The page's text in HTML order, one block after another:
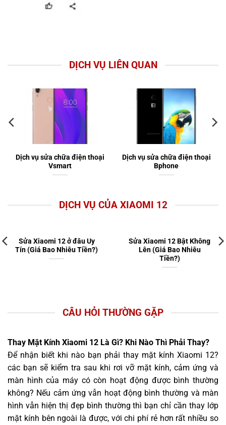
DỊCH VỤ LIÊN QUAN
Dịch vụ sửa chữa điện thoại
Vsmart
Dịch vụ sửa chữa điện thoại
Bphone
DỊCH VỤ CỦA XIAOMI 12
Sửa Xiaomi 12 ở đâu Uy
Tín (Giá Bao Nhiêu Tiền?)
Sửa Xiaomi 12 Bật Không
Lên (Giá Bao Nhiêu
Tiền?)
CÂU HỎI THƯỜNG GẶP
Thay Mặt Kính Xiaomi 12 Là Gì? Khi Nào Thì Phải Thay?
Để nhận biết khi nào bạn phải thay mặt kính Xiaomi 12?
các bạn sẽ kiểm tra sau khi rơi vỡ mặt kính, cảm ứng và
màn hình của máy có còn hoạt động được bình thường
không? Nếu cảm ứng vẫn hoạt động bình thường và màn
hình vẫn hiện thị đẹp bình thường thì bạn chỉ cần thay lớp
mặt kính bên ngoài là được, với chi phí rẻ hơn rất nhiều so